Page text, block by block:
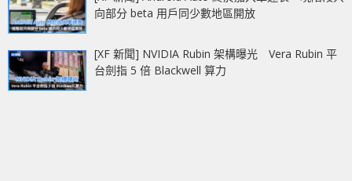
向部分 beta 用戶同少數地區開放
[XF 新聞] NVIDIA Rubin 架構曝光 Vera Rubin 平
台劍指 5 倍 Blackwell 算力